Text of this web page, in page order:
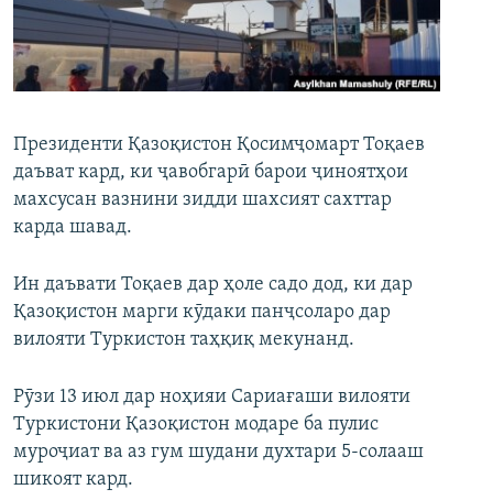
ГУЗОРИШҲОИ РАДИОӢ
Русский
Президенти Қазоқистон Қосимҷомарт Тоқаев
даъват кард, ки ҷавобгарӣ барои ҷиноятҳои
махсусан вазнини зидди шахсият сахттар
карда шавад.
Ин даъвати Тоқаев дар ҳоле садо дод, ки дар
Қазоқистон марги кӯдаки панҷсоларо дар
вилояти Туркистон таҳқиқ мекунанд.
Рӯзи 13 июл дар ноҳияи Сариағаши вилояти
Туркистони Қазоқистон модаре ба пулис
муроҷиат ва аз гум шудани духтари 5-солааш
шикоят кард.